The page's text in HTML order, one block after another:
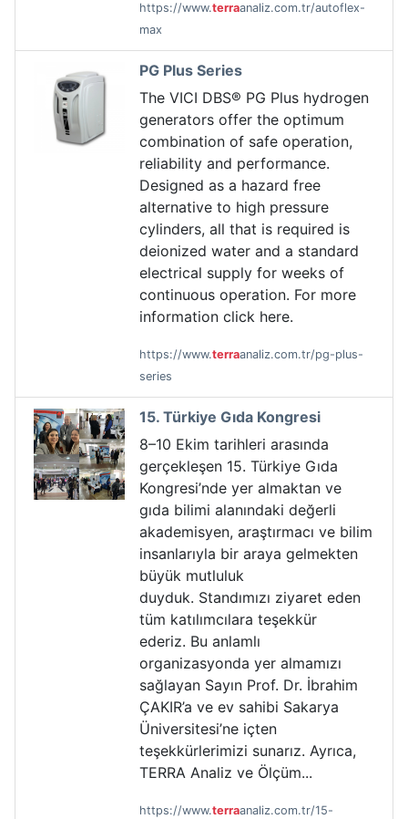
https://www.terraanaliz.com.tr/autoflex-
max
PG Plus Series
The VICI DBS® PG Plus hydrogen
generators offer the optimum
combination of safe operation,
reliability and performance.
Designed as a hazard free
alternative to high pressure
cylinders, all that is required is
deionized water and a standard
electrical supply for weeks of
continuous operation. For more
information click here.
https://www.terraanaliz.com.tr/pg-plus-
series
15. Türkiye Gıda Kongresi
8–10 Ekim tarihleri arasında
gerçekleşen 15. Türkiye Gıda
Kongresi’nde yer almaktan ve
gıda bilimi alanındaki değerli
akademisyen, araştırmacı ve bilim
insanlarıyla bir araya gelmekten
büyük mutluluk
duyduk. Standımızı ziyaret eden
tüm katılımcılara teşekkür
ederiz. Bu anlamlı
organizasyonda yer almamızı
sağlayan Sayın Prof. Dr. İbrahim
ÇAKIR’a ve ev sahibi Sakarya
Üniversitesi’ne içten
teşekkürlerimizi sunarız. Ayrıca,
TERRA Analiz ve Ölçüm...
https://www.terraanaliz.com.tr/15-